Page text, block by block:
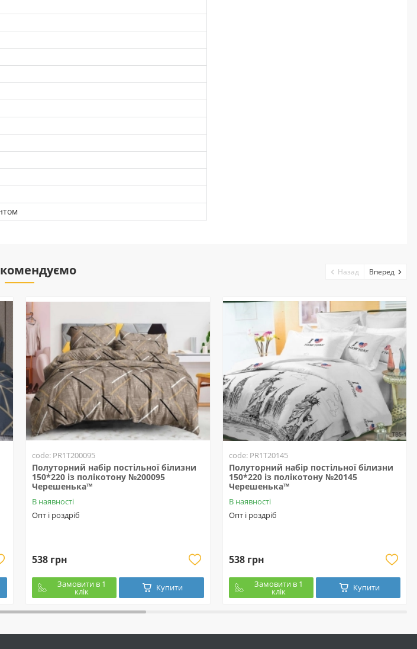
code: PR1T200095
Полуторний набір постільної білизни
150*220 із полікотону №200095
Черешенька™
В наявності
Опт і роздріб
538 грн
Замовити в 1
клік Купити
code: PR1T20145
Полуторний набір постільної білизни
150*220 із полікотону №20145
Черешенька™
В наявності
Опт і роздріб
538 грн
Замовити в 1
клік Купити
Назад Вперед